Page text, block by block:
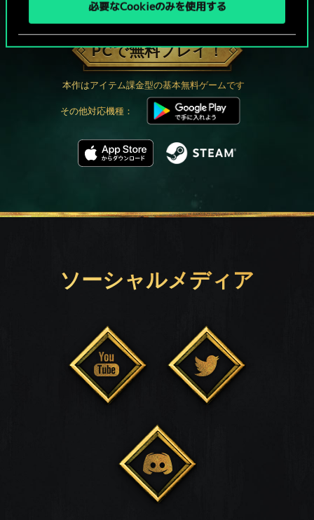
必要なCookieのみを使用する
か？
PCで無料プレイ！
本作はアイテム課金型の基本無料ゲームです
その他対応機種：
ソーシャルメディア